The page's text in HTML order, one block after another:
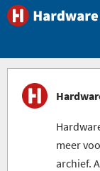
meer
archief.